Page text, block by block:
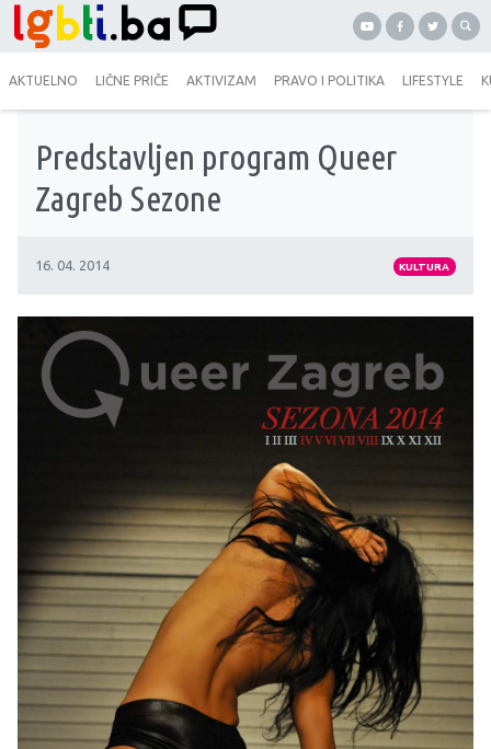
AKTUELNO LIČNE PRIČE AKTIVIZAM PRAVO I POLITIKA LIFESTYLE
Predstavljen program Queer
Zagreb Sezone
16. 04. 2014 KULTURA